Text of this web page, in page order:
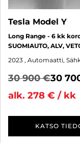
Tesla Model Y
Long Range - 6 kk
SUOMIAUTO, ALV,
2023 , Automaatti,
30 900 €30
alk. 278 € / kk
KATSO